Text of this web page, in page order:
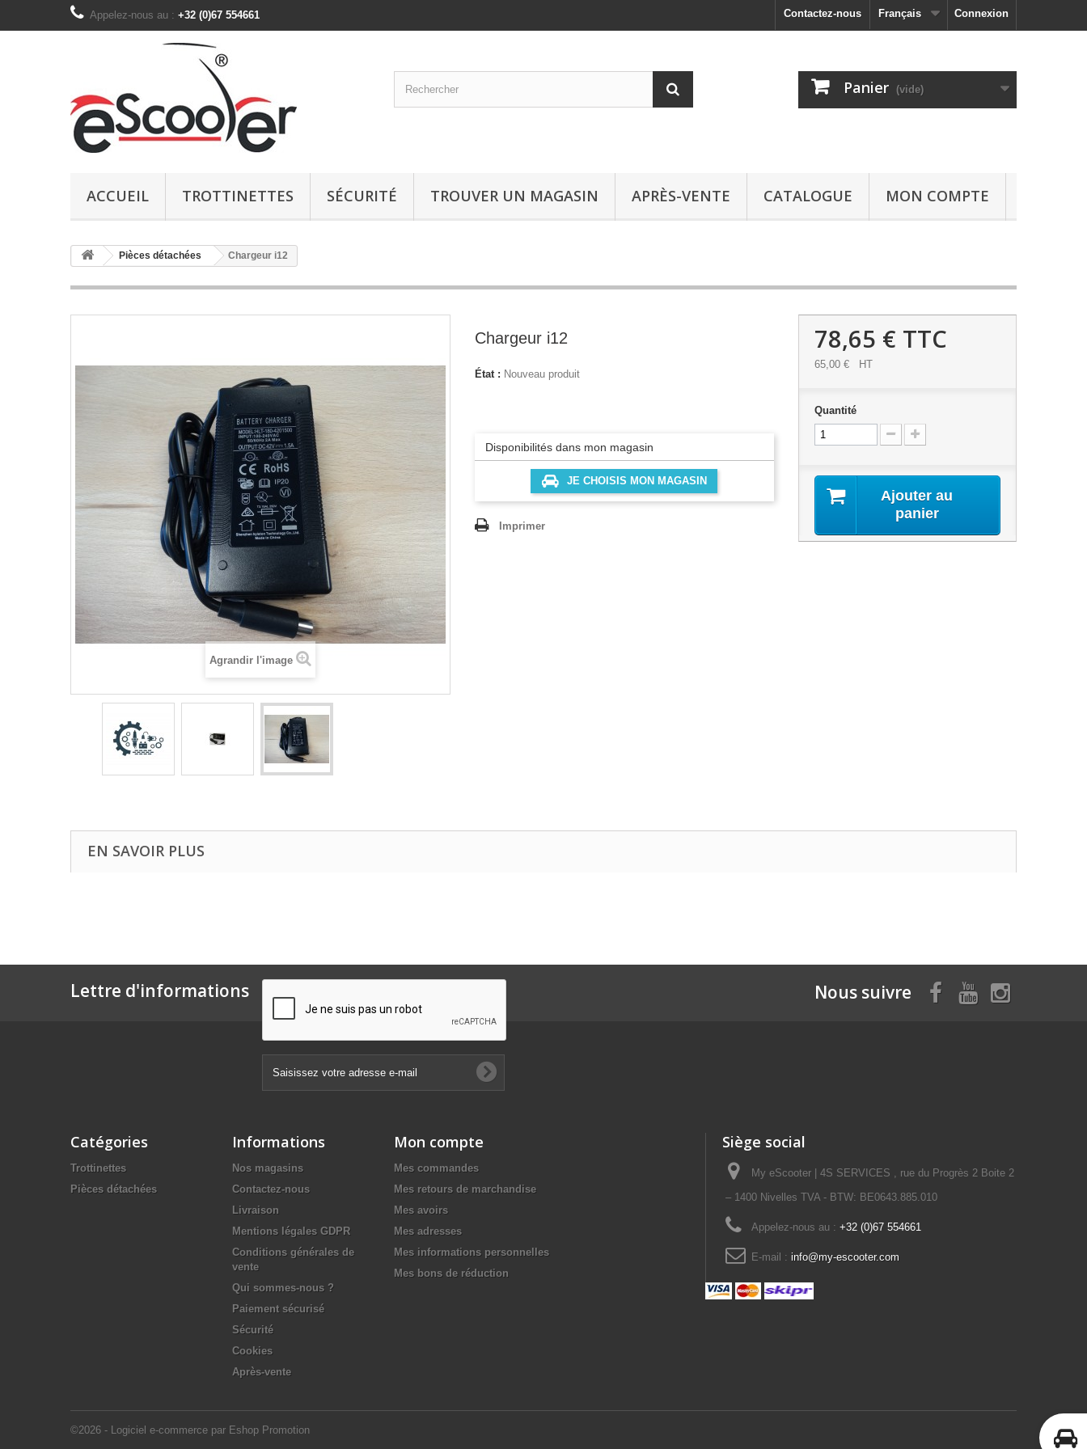
Connexion
Français
Contactez-nous
Appelez-nous au : +32 (0)67 554661
Panier (vide)
ACCUEIL TROTTINETTES SÉCURITÉ TROUVER UN MAGASIN APRÈS-VENTE CATALOGUE MON COMPTE
Pièces détachées Chargeur i12
Agrandir l'image
Chargeur i12
État : Nouveau produit
Disponibilités dans mon magasin
JE CHOISIS MON MAGASIN
Imprimer
78,65 € TTC
65,00 € HT
Quantité
Ajouter au
panier
EN SAVOIR PLUS
Lettre d'informations Nous suivre
Catégories
Trottinettes
Pièces détachées
Informations
Nos magasins
Contactez-nous
Livraison
Mentions légales GDPR
Conditions générales de
vente
Qui sommes-nous ?
Paiement sécurisé
Sécurité
Cookies
Après-vente
©2026 - Logiciel e-commerce par Eshop Promotion
Mon compte
Mes commandes
Mes retours de marchandise
Mes avoirs
Mes adresses
Mes informations personnelles
Mes bons de réduction
Siège social
My eScooter | 4S SERVICES , rue du Progrès 2 Boite 2
– 1400 Nivelles TVA - BTW: BE0643.885.010
Appelez-nous au : +32 (0)67 554661
E-mail : info@my-escooter.com